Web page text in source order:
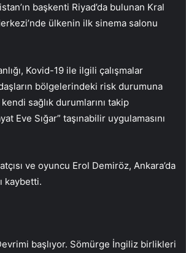
başkenti Riyad’da bulunan Kral
ülkenin ilk sinema salonu
Kovid-19 ile ilgili çalışmalar
bölgelerindeki risk durumuna
sağlık durumlarını takip
Eve Sığar” taşınabilir uygulamasını
ve oyuncu Erol Demiröz, Ankara’da
kaybetti.
başlıyor. Sömürge İngiliz birlikleri